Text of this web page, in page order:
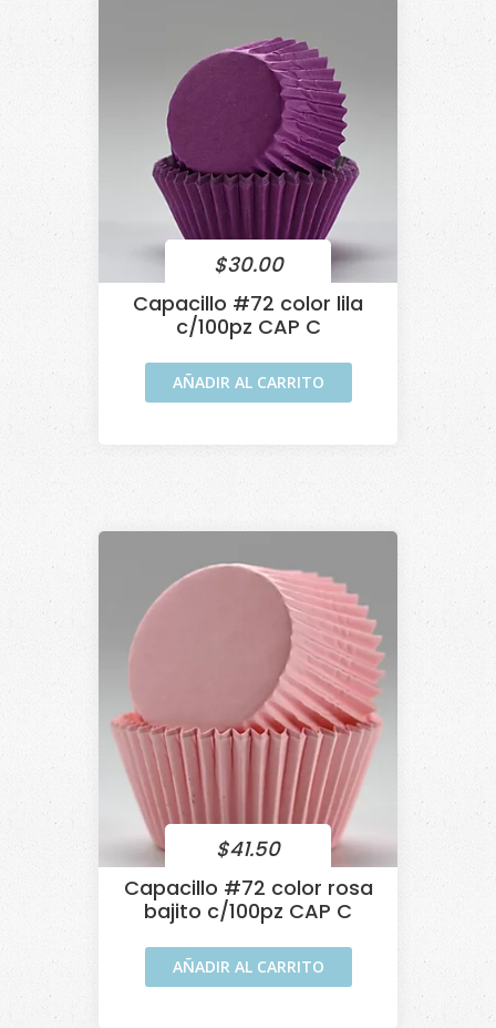
$30.00
Capacillo #72 color lila
c/100pz CAP C
AÑADIR AL CARRITO
$41.50
Capacillo #72 color rosa
bajito c/100pz CAP C
AÑADIR AL CARRITO